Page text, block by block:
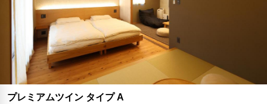
プレミアムツイン タイプ A